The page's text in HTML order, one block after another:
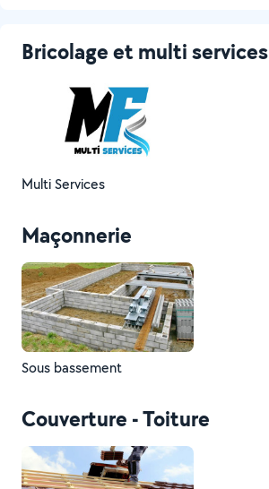
Bricolage et multi services
Multi Services
Maçonnerie
Sous bassement
Couverture - Toiture